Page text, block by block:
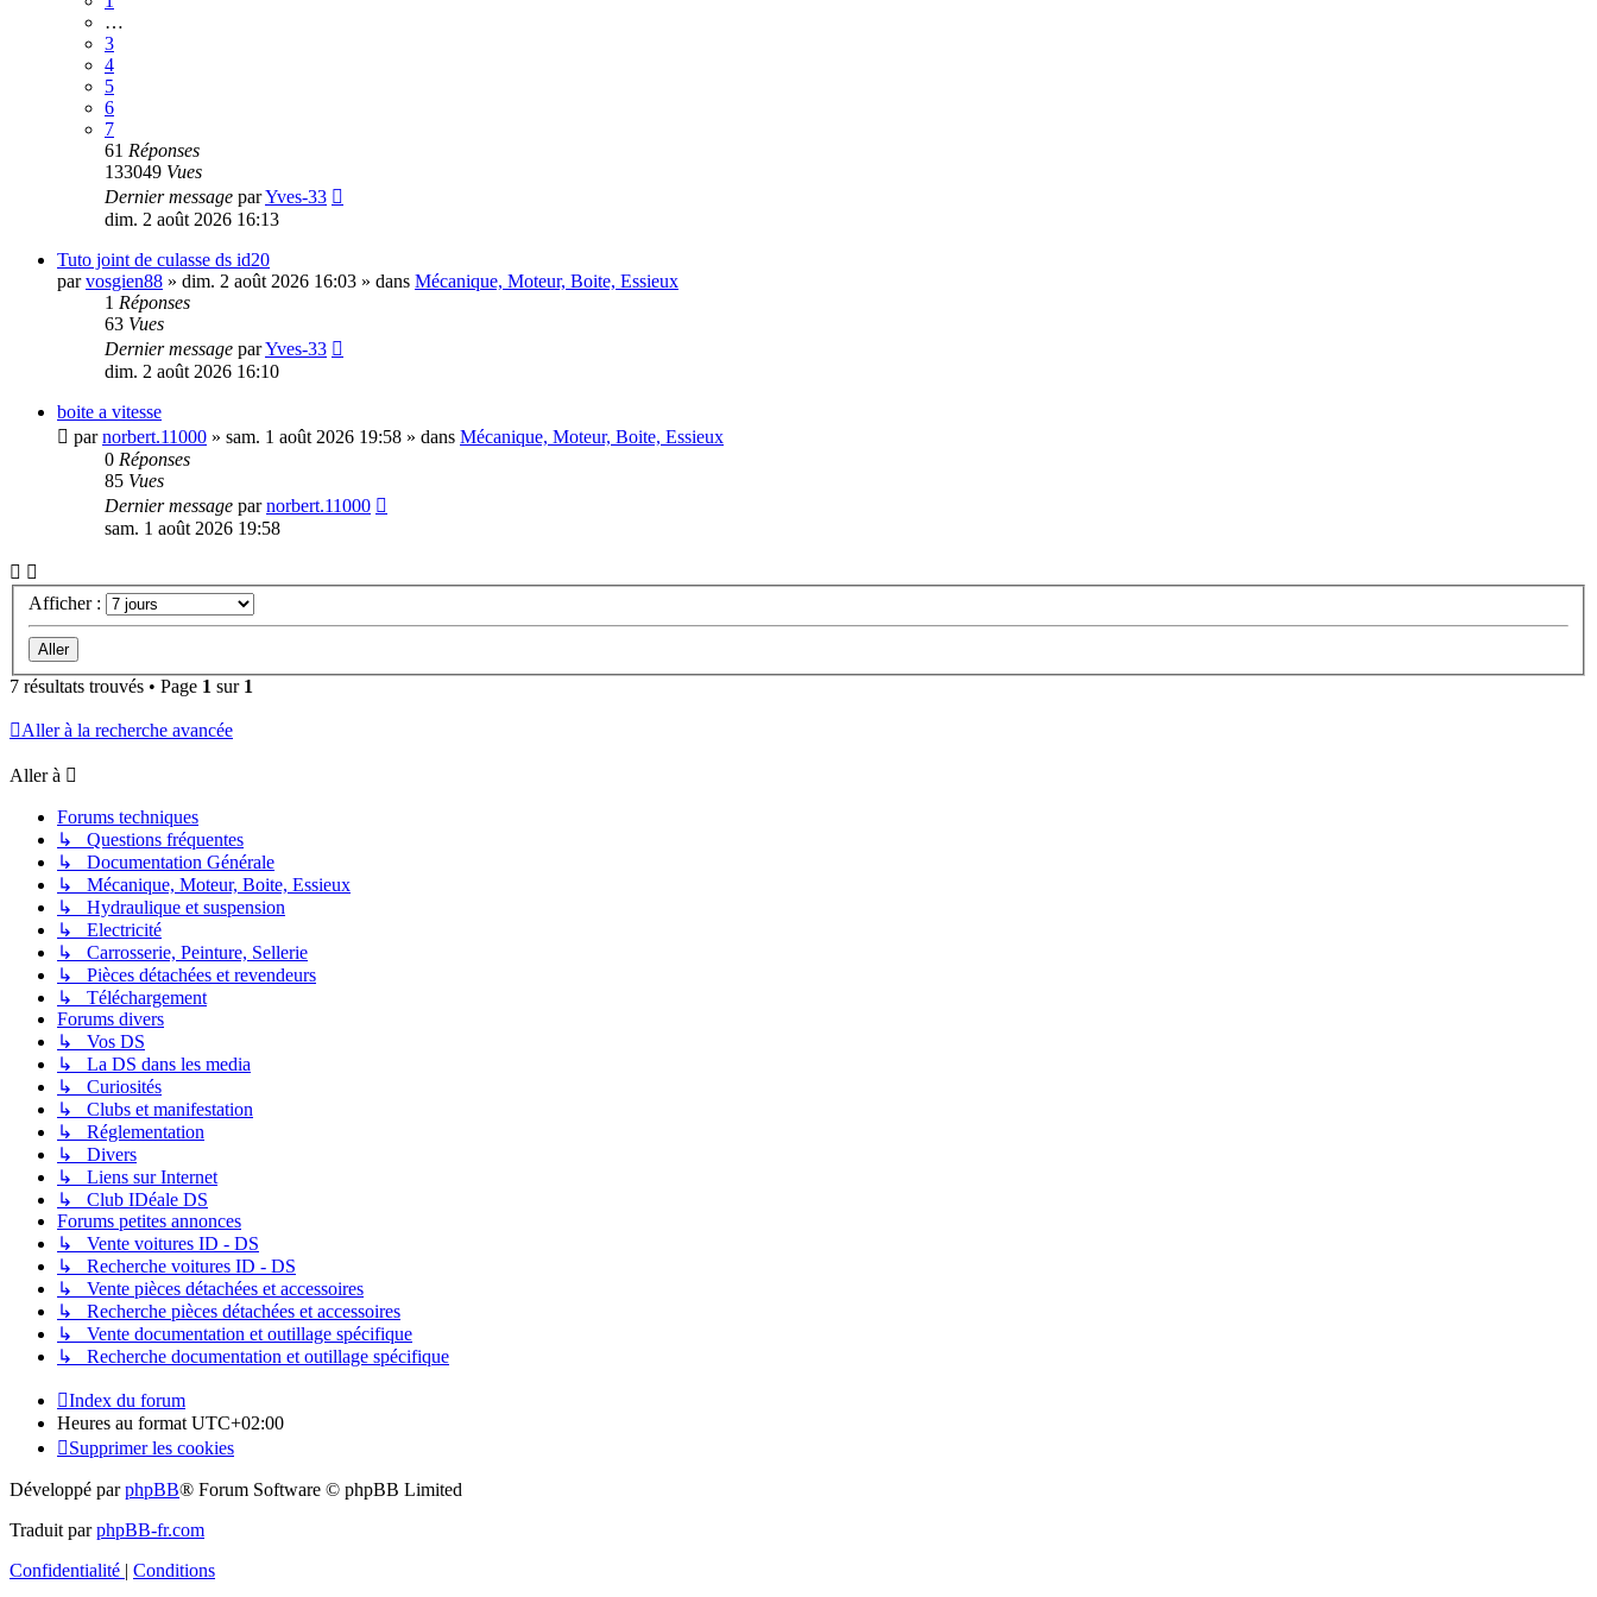
…
3
4
5
6
7
61 Réponses
133049 Vues
Dernier message parYves-33
dim. 2 août 2026 16:13
Tuto joint de culasse ds id20
parvosgien88 » dim. 2 août 2026 16:03 » dans Mécanique, Moteur, Boite, Essieux
1 Réponses
63 Vues
Dernier message parYves-33
dim. 2 août 2026 16:10
boite a vitesse
parnorbert.11000 » sam. 1 août 2026 19:58 » dans Mécanique, Moteur, Boite, Essieux
0 Réponses
85 Vues
Dernier message parnorbert.11000
sam. 1 août 2026 19:58
Afficher :
7 résultats trouvés • Page 1 sur 1
Aller à la recherche avancée
Aller à
Forums techniques
↳ Questions fréquentes
↳ Documentation Générale
↳ Mécanique, Moteur, Boite, Essieux
↳ Hydraulique et suspension
↳ Electricité
↳ Carrosserie, Peinture, Sellerie
↳ Pièces détachées et revendeurs
↳ Téléchargement
Forums divers
↳ Vos DS
↳ La DS dans les media
↳ Curiosités
↳ Clubs et manifestation
↳ Réglementation
↳ Divers
↳ Liens sur Internet
↳ Club IDéale DS
Forums petites annonces
↳ Vente voitures ID - DS
↳ Recherche voitures ID - DS
↳ Vente pièces détachées et accessoires
↳ Recherche pièces détachées et accessoires
↳ Vente documentation et outillage spécifique
↳ Recherche documentation et outillage spécifique
Index du forum
Heures au formatUTC+02:00
Supprimer les cookies
Développé parphpBB® Forum Software © phpBB Limited
Traduit parphpBB-fr.com
Confidentialité
Conditions